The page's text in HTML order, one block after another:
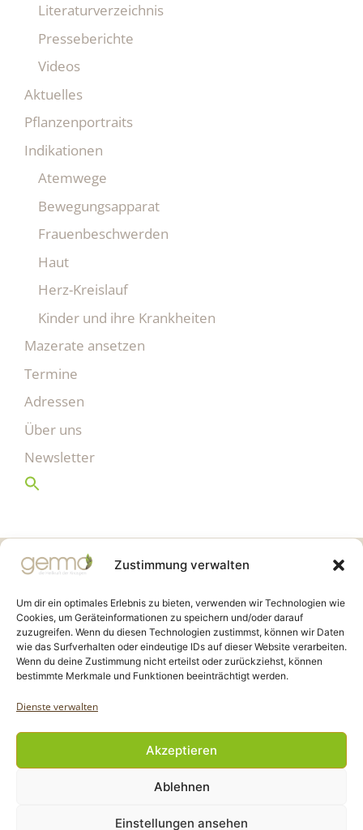
Zustimmung verwalten
Um dir ein optimales Erlebnis zu bieten, verwenden wir Technologien wie
Cookies, um Geräteinformationen zu speichern und/oder darauf
zuzugreifen. Wenn du diesen Technologien zustimmst, können wir Daten
wie das Surfverhalten oder eindeutige IDs auf dieser Website verarbeiten.
Wenn du deine Zustimmung nicht erteilst oder zurückziehst, können
bestimmte Merkmale und Funktionen beeinträchtigt werden.
Dienste verwalten
Akzeptieren
Ablehnen
Einstellungen ansehen
Literaturverzeichnis
Presseberichte
Videos
Aktuelles
Pflanzenportraits
Indikationen
Atemwege
Bewegungsapparat
Frauenbeschwerden
Haut
Herz-Kreislauf
Kinder und ihre Krankheiten
Mazerate ansetzen
Termine
Adressen
Über uns
Newsletter
Gemmo Community
Birkenstr. 7
CH-6003 Luzern
info@gemmo.de
info@gemmo-community.at
Copyright Gemmo Community |